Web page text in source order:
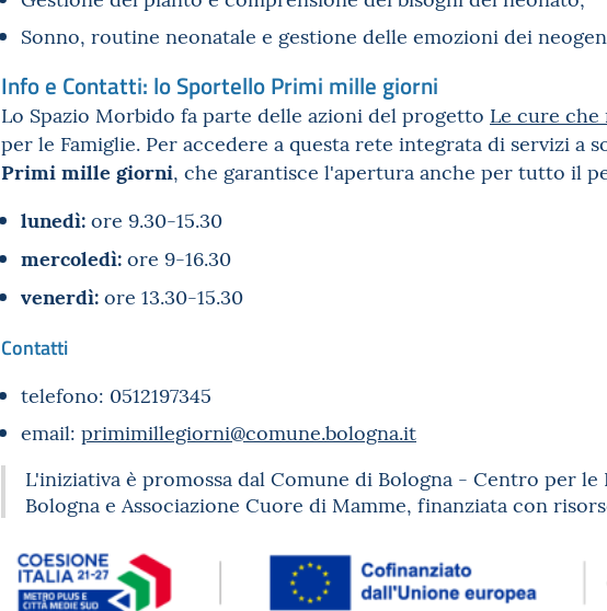
Sonno, routine neonatale e gestione delle emozioni dei
Info e Contatti: lo Sportello Primi mille giorni
Lo Spazio Morbido fa parte delle azioni del progetto Le cure
per le Famiglie. Per accedere a questa rete integrata di servizi a
Primi mille giorni, che garantisce l'apertura anche per tutto il
lunedì: ore 9.30-15.30
mercoledì: ore 9-16.30
venerdì: ore 13.30-15.30
Contatti
telefono: 0512197345
email: primimillegiorni@comune.bologna.it
L'iniziativa è promossa dal Comune di Bologna - Centro per
Bologna e Associazione Cuore di Mamme, finanziata con